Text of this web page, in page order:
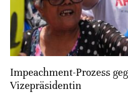
Impeachment-Prozess
Vizepräsidentin